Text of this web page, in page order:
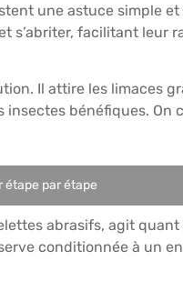
une astuce simple
s’abriter, facilitant
Il attire les limaces
bénéfiques.
étape par étape
abrasifs, agit
conditionnée à un